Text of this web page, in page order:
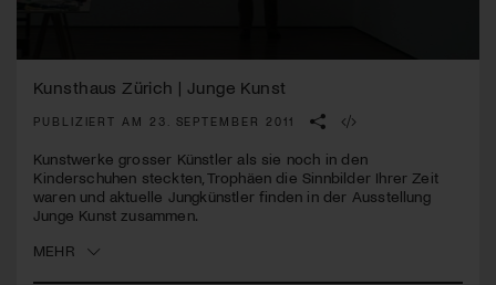
seconds
59
seconds
Kunsthaus Zürich | Junge Kunst
PUBLIZIERT AM 23. SEPTEMBER 2011
Kunstwerke grosser Künstler als sie noch in den
Kinderschuhen steckten, Trophäen die Sinnbilder Ihrer Zeit
waren und aktuelle Jungkünstler finden in der Ausstellung
Junge Kunst zusammen.
MEHR
Mach mit: «Be Part of the Art»!
Engagiere dich als Kulturliebhaber:in, Kulturschaffende(r) oder
Mit deiner Mitgliedschaft erhältst du kostenlosen Zugang zu
diversen Kulturevents.
Jetzt Mitglied werden